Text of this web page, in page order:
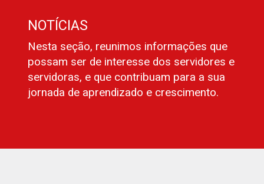
NOTÍCIAS
Nesta seção, reunimos informações que
possam ser de interesse dos servidores e
servidoras, e que contribuam para a sua
jornada de aprendizado e crescimento.